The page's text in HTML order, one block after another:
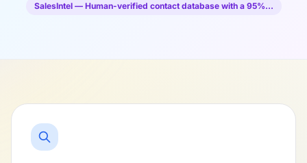
SalesIntel — Human-verified contact database with a 95%…